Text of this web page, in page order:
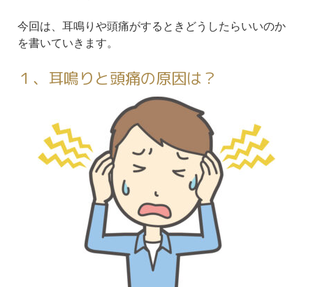
今回は、耳鳴りや頭痛がするときどうしたらいいのか
を書いていきます。
１、耳鳴りと頭痛の原因は？